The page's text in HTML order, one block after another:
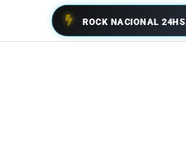
ROCK NACIONAL 24HS